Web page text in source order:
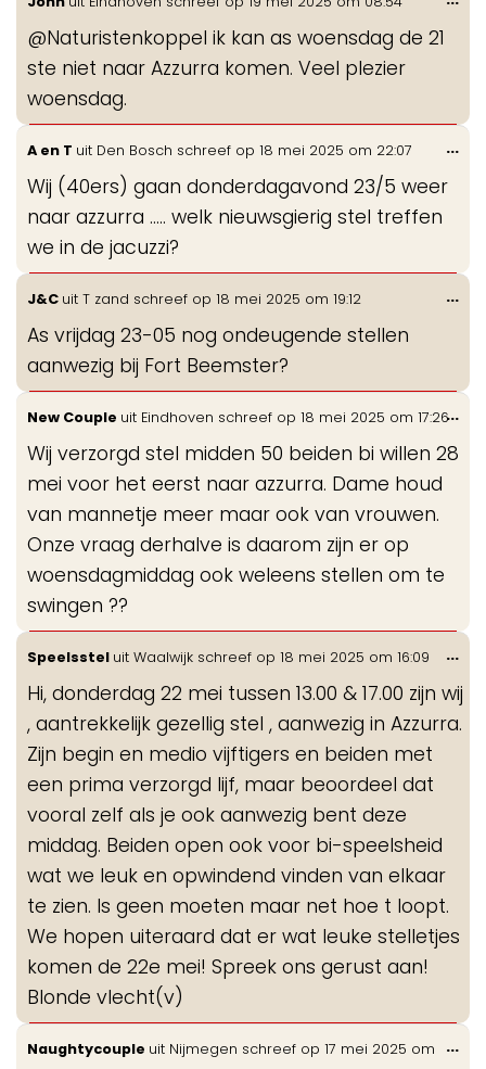
@Naturistenkoppel ik kan as woensdag de 21
ste niet naar Azzurra komen. Veel plezier
woensdag.
A en T uit Den Bosch schreef op 18 mei 2025 om 22:07
Wij (40ers) gaan donderdagavond 23/5 weer
naar azzurra ….. welk nieuwsgierig stel treffen
we in de jacuzzi?
...
J&C uit T zand schreef op 18 mei 2025 om 19:12
As vrijdag 23-05 nog ondeugende stellen
aanwezig bij Fort Beemster?
...
New Couple uit Eindhoven schreef op 18 mei 2025 om 17:26
Wij verzorgd stel midden 50 beiden bi willen 28
mei voor het eerst naar azzurra. Dame houd
van mannetje meer maar ook van vrouwen.
Onze vraag derhalve is daarom zijn er op
woensdagmiddag ook weleens stellen om te
swingen ??
...
Speelsstel uit Waalwijk schreef op 18 mei 2025 om 16:09
Hi, donderdag 22 mei tussen 13.00 & 17.00 zijn wij
, aantrekkelijk gezellig stel , aanwezig in Azzurra.
Zijn begin en medio vijftigers en beiden met
een prima verzorgd lijf, maar beoordeel dat
vooral zelf als je ook aanwezig bent deze
middag. Beiden open ook voor bi-speelsheid
wat we leuk en opwindend vinden van elkaar
te zien. Is geen moeten maar net hoe t loopt.
We hopen uiteraard dat er wat leuke stelletjes
komen de 22e mei! Spreek ons gerust aan!
Blonde vlecht(v)
...
Naughtycouple uit Nijmegen schreef op 17 mei 2025 om
...